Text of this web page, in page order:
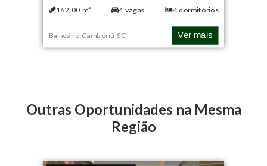
162.00 m² 4vagas 4dormitórios
Balneário Camboriú-SC Ver mais
Outras Oportunidades na Mesma
Região